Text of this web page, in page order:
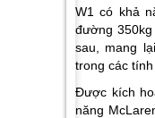
W1 có khả
đường
sau, mang
trong các
Được kích
năng